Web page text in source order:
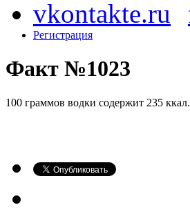
Регистрация
Факт №1023
100 граммов водки содержит 235 ккал.